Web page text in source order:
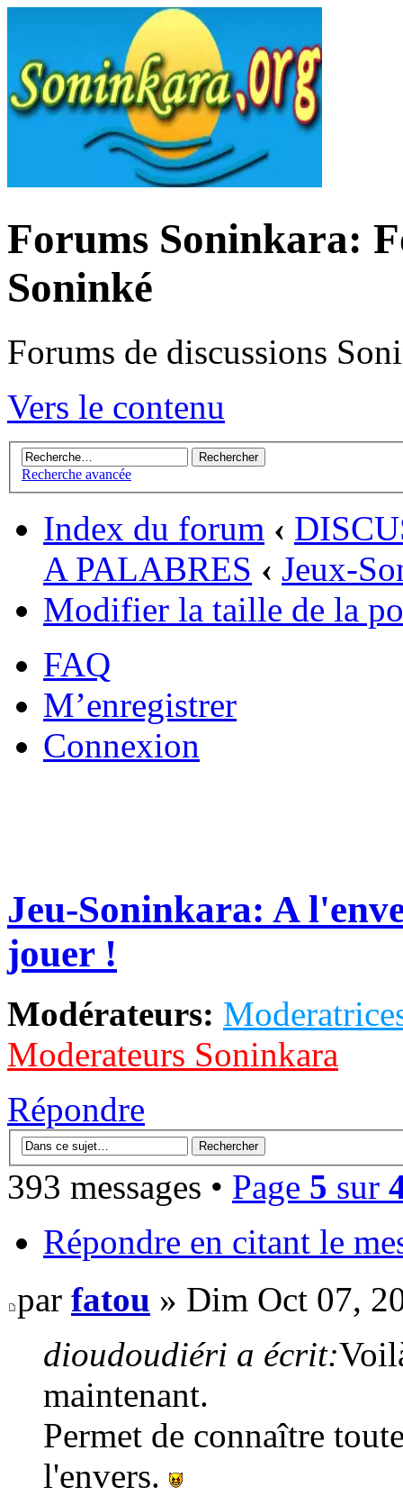
Forums Soninkara:
Soninké
Forums de discussions
Vers le contenu
Recherche avancée
Index du forum ‹
A PALABRES ‹ Jeux-
Modifier la taille de la
FAQ
M’enregistrer
Connexion
Jeu-Soninkara: A
jouer !
Modérateurs:
Moderateurs Soninkara
Répondre
393 messages • Page 5 sur
Répondre en citant le
par fatou » Dim Oct 07,
dioudoudiéri a écrit:
maintenant.
Permet de connaître
l'envers.